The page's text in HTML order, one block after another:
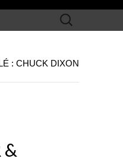
Rechercher :
: CHUCK DIXON
&